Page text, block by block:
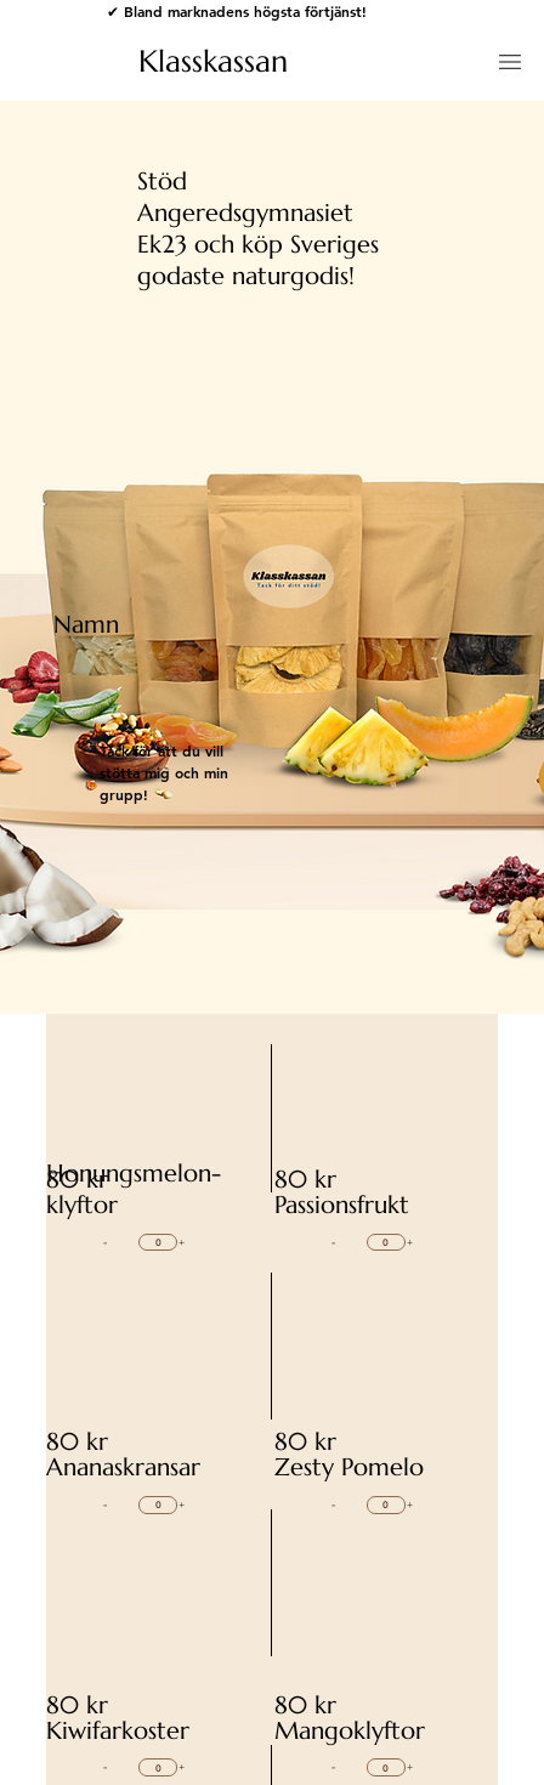
✔ Bland marknadens högsta förtjänst!
Klasskassan
Stöd
Angeredsgymnasiet
Ek23 och köp Sveriges
godaste naturgodis!
Tack för att du vill
stötta mig och min
grupp!
Namn
80 kr
Honungsmelon-
klyftor
- +
80 kr
Passionsfrukt
- +
80 kr
Ananaskransar
- +
80 kr
Zesty Pomelo
- +
80 kr
Kiwifarkoster
- +
80 kr
Mangoklyftor
- +